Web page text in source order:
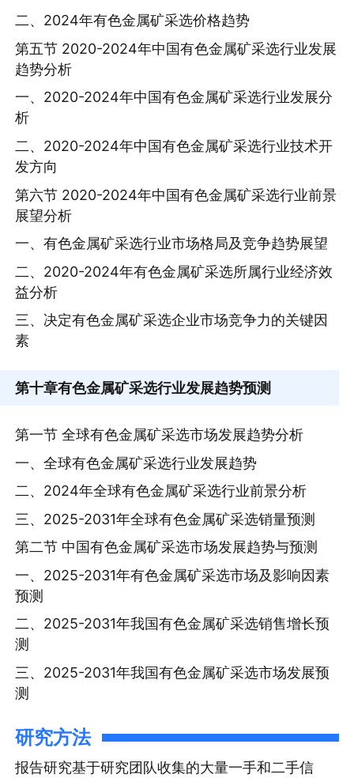
二、2024年有色金属矿采选价格趋势
第五节 2020-2024年中国有色金属矿采选行业发展
趋势分析
一、2020-2024年中国有色金属矿采选行业发展分
析
二、2020-2024年中国有色金属矿采选行业技术开
发方向
第六节 2020-2024年中国有色金属矿采选行业前景
展望分析
一、有色金属矿采选行业市场格局及竞争趋势展望
二、2020-2024年有色金属矿采选所属行业经济效
益分析
三、决定有色金属矿采选企业市场竞争力的关键因
素
第十章有色金属矿采选行业发展趋势预测
第一节 全球有色金属矿采选市场发展趋势分析
一、全球有色金属矿采选行业发展趋势
二、2024年全球有色金属矿采选行业前景分析
三、2025-2031年全球有色金属矿采选销量预测
第二节 中国有色金属矿采选市场发展趋势与预测
一、2025-2031年有色金属矿采选市场及影响因素
预测
二、2025-2031年我国有色金属矿采选销售增长预
测
三、2025-2031年我国有色金属矿采选市场发展预
测
研究方法
报告研究基于研究团队收集的大量一手和二手信